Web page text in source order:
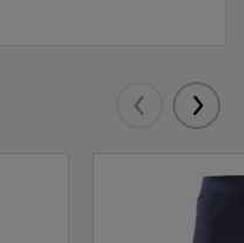
Eelmised